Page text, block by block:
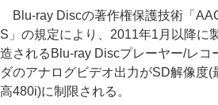
Blu-ray Discの著作権保護技術「
S」の規定により、2011年1月以降に
造されるBlu-ray Discプレーヤー/レコ
ダのアナログビデオ出力がSD解像度(
高480i)に制限される。